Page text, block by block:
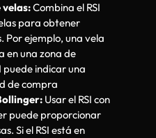
velas:Combina el RSI
para obtener
Por ejemplo, una vela
en una zona de
puede indicar una
de compra
Usar el RSI con
puede proporcionar
Si el RSI está en